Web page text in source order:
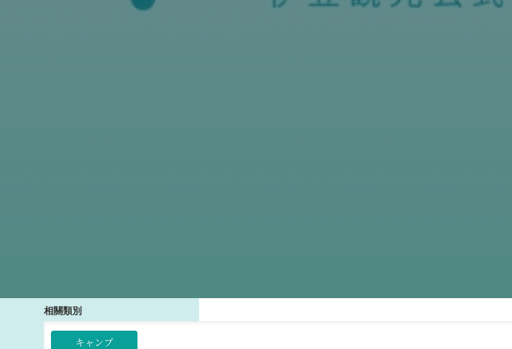
相關類別
キャンプ